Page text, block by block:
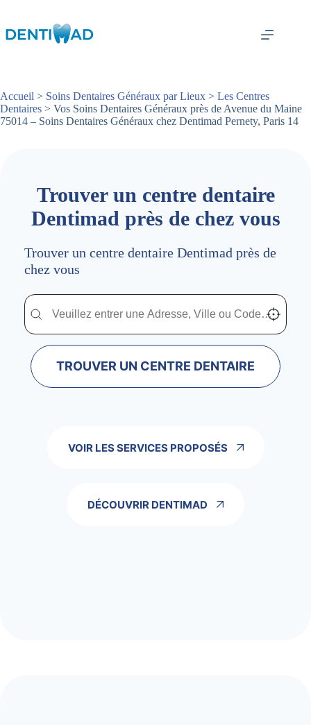
contenu
Accueil > Soins Dentaires Généraux par Lieux > Les Centres
Dentaires > Vos Soins Dentaires Généraux près de Avenue du Maine
75014 – Soins Dentaires Généraux chez Dentimad Pernety, Paris 14
Trouver un centre dentaire
Dentimad près de chez vous
Trouver un centre dentaire Dentimad près de
chez vous
Trouver un centre dentaire Dentimad près de
Trouver un centre dentaire Dentimad près de chez vous Localisez-
TROUVER UN CENTRE DENTAIRE
VOIR LES SERVICES PROPOSÉS
DÉCOUVRIR DENTIMAD